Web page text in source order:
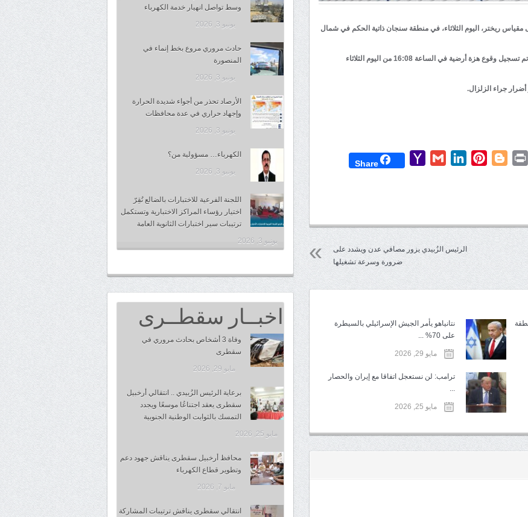
الصيني بوقوع زلزال بقوة 5 درجات على مقياس ريختر، اليوم الثلاثاء، في منطقة سنجان ذاتية الحكم في شمال
وكتب المركز في شبكة التواصل الاجتماعي “Weibo” أنه تم تسجيل وقوع هزة أرضية في الساعة 16:08 من اليوم الثلاثاء
جراء الزلزال.
WeChat
Print
Blogger
Pinterest
LinkedIn
Gmail
Yahoo
Share
الرئيس الزُبيدي يزور مصافي عدن ويشدد على
ضرورة وسرعة تشغيلها
نتانياهو يأمر الجيش الإسرائيلي بالسيطرة
على 70% ...
مايو 29, 2026
ترامب: لن نستعجل اتفاقا مع إيران والحصار
مايو 25, 2026
وسط تواصل انهيار خدمة الكهرباء
يونيو 3, 2026
حادث مروري مروع بخط إنماء في
المنصورة
يونيو 3, 2026
الأرصاد تحذر من أجواء شديدة الحرارة
وإجهاد حراري في عدة محافظات
يونيو 3, 2026
الكهرباء… مسؤولية من؟
يونيو 3, 2026
اللجنة الفرعية للاختبارات بالضالع تُقِرّ
اختيار رؤساء المراكز الاختبارية وتستكمل
ترتيبات سير اختبارات الثانوية العامة
يونيو 3, 2026
اخبــار سقطــرى
وفاة 3 أشخاص بحادث مروري في
سقطرى
مايو 29, 2026
برعاية الرئيس الزُبيدي .. انتقالي أرخبيل
سقطرى يعقد اجتناعُا موسعًا ويجدد
التمسك بالثوابت الوطنية الجنوبية
مايو 25, 2026
محافظ أرخبيل سقطرى يناقش جهود دعم
وتطوير قطاع الكهرباء
مايو 7, 2026
انتقالي سقطرى يناقش ترتيبات المشاركة